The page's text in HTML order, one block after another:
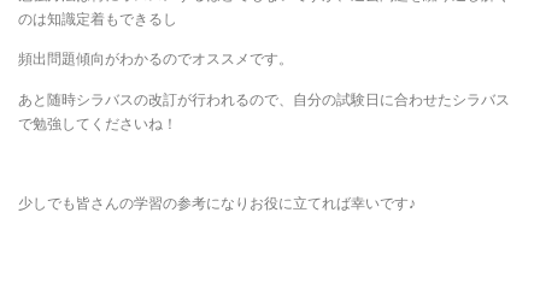
のは知識定着もできるし
頻出問題傾向がわかるのでオススメです。
あと随時シラバスの改訂が行われるので、自分の試験日に合わせたシラバス
で勉強してくださいね！
少しでも皆さんの学習の参考になりお役に立てれば幸いです♪